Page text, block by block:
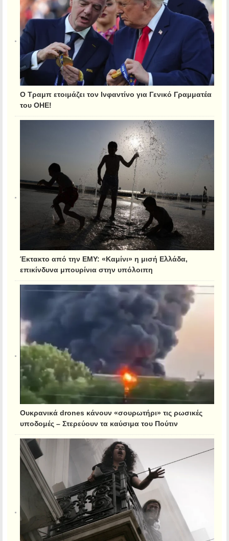
Ο Τραμπ ετοιμάζει τον Ινφαντίνο για Γενικό Γραμματέα
του ΟΗΕ!
Έκτακτο από την ΕΜΥ: «Καμίνι» η μισή Ελλάδα,
επικίνδυνα μπουρίνια στην υπόλοιπη
Ουκρανικά drones κάνουν «σουρωτήρι» τις ρωσικές
υποδομές – Στερεύουν τα καύσιμα του Πούτιν